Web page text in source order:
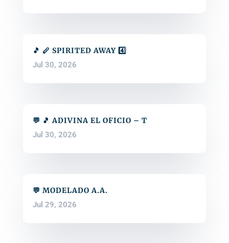
🎵 🪈 SPIRITED AWAY 4️⃣
Jul 30, 2026
💬 🎵 ADIVINA EL OFICIO – T
Jul 30, 2026
💬 MODELADO A.A.
Jul 29, 2026